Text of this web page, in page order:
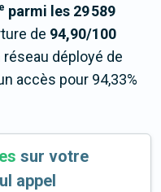
parmi les 29 589
de 94,90/100
déployé de
accès pour 94,33%
sur votre
appel